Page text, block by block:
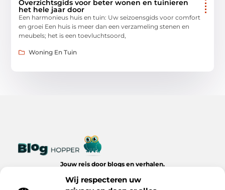
Wij respecteren uw
Overzichtsgids voor beter wonen en tuinieren
het hele jaar door
Een harmonieus huis en tuin: Uw seizoensgids voor comfort
en groei Een huis is meer dan een verzameling stenen en
meubels; het is een toevluchtsoord,
Woning En Tuin
Jouw reis door blogs en verhalen.
dagelijks leven op Bloghopper.nl.